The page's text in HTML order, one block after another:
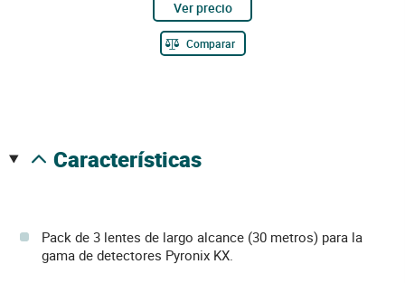
Ver precio
Comparar
características
Pack de 3 lentes de largo alcance (30 metros) para la
gama de detectores Pyronix KX.